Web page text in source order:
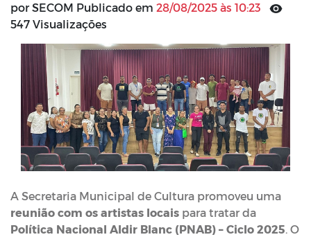
por SECOM Publicado em 28/08/2025 às 10:23
547 Visualizações
A Secretaria Municipal de Cultura promoveu uma
reunião com os artistas locais para tratar da
Política Nacional Aldir Blanc (PNAB) – Ciclo 2025. O